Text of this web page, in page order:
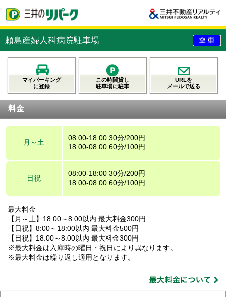
頼島産婦人科病院駐車場
マイパーキング
に登録
この時間貸し
駐車場に駐車
URLを
メールで送る
料金
月～土
08:00-18:00 30分/200円
18:00-08:00 60分/100円
日祝
08:00-18:00 30分/200円
18:00-08:00 60分/100円
最大料金
【月～土】18:00～8:00以内 最大料金300円
【日祝】8:00～18:00以内 最大料金500円
【日祝】18:00～8:00以内 最大料金300円
※最大料金は入庫時の曜日・祝日により異なります。
※最大料金は繰り返し適用となります。